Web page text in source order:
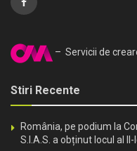
– Servicii de
Stiri Recente
România, pe podium la
S.I.A.S. a obținut locul al II-